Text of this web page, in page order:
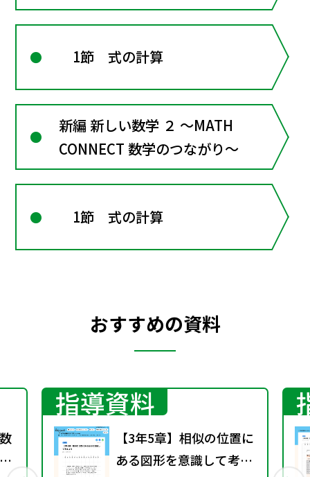
1節 式の計算
新編 新しい数学 ２ ～MATH
CONNECT 数学のつながり～
1節 式の計算
おすすめの資料
指導資料
【3年5章】相似の位置に
ある図形を意識して考え